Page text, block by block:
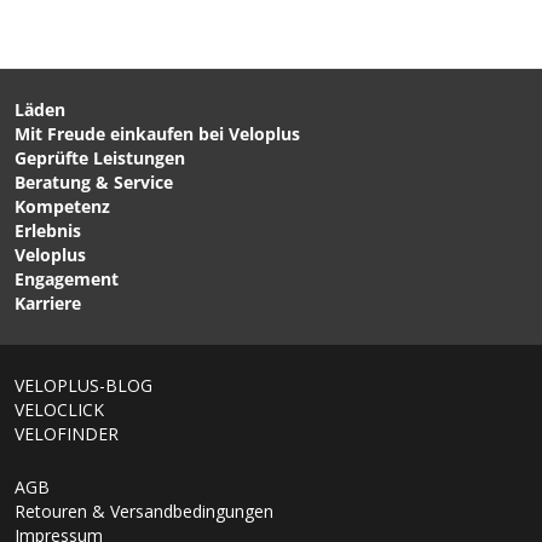
Damen-3/4-Bundhose
Bundhose lang Black
CHF 149.00
UMA GT LONG S11
Damen-Bundhose Black
Series von ASSOS
CHF 119.00
Läden
Mit Freude einkaufen bei Veloplus
Geprüfte Leistungen
Beratung & Service
Kompetenz
Erlebnis
Veloplus
Engagement
Karriere
VELOPLUS-BLOG
VELOCLICK
VELOFINDER
AGB
Retouren & Versandbedingungen
Impressum